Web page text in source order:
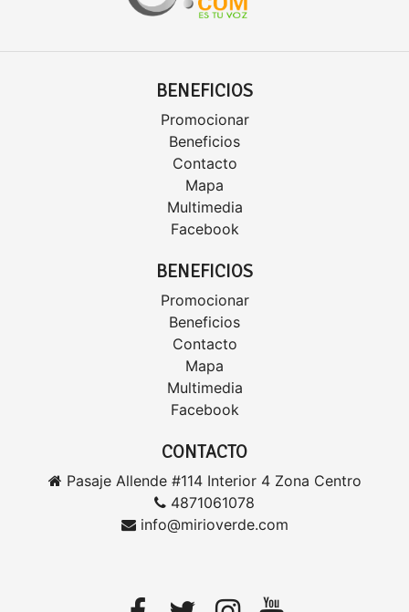
BENEFICIOS
Promocionar
Beneficios
Contacto
Mapa
Multimedia
Facebook
BENEFICIOS
Promocionar
Beneficios
Contacto
Mapa
Multimedia
Facebook
CONTACTO
Pasaje Allende #114 Interior 4 Zona Centro
4871061078
info@mirioverde.com